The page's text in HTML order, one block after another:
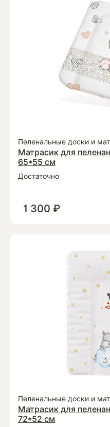
Пеленальные доски и
Матрасик для
65*55 см
Достаточно
1 300 ₽
Пеленальные доски и
Матрасик для
72*52 см